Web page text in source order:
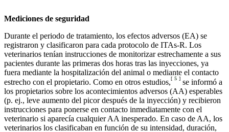
Mediciones de seguridad
Durante el periodo de tratamiento, los efectos adversos (EA) se
registraron y clasificaron para cada protocolo de ITAs-R. Los
veterinarios tenían instrucciones de monitorizar estrechamente a sus
pacientes durante las primeras dos horas tras las inyecciones, ya
fuera mediante la hospitalización del animal o mediante el contacto
estrecho con el propietario. Como en otros estudios,[ 5 ] se informó a
los propietarios sobre los acontecimientos adversos (AA) esperables
(p. ej., leve aumento del picor después de la inyección) y recibieron
instrucciones para ponerse en contacto inmediatamente con el
veterinario si aparecía cualquier AA inesperado. En caso de AA, los
veterinarios los clasificaban en función de su intensidad, duración,